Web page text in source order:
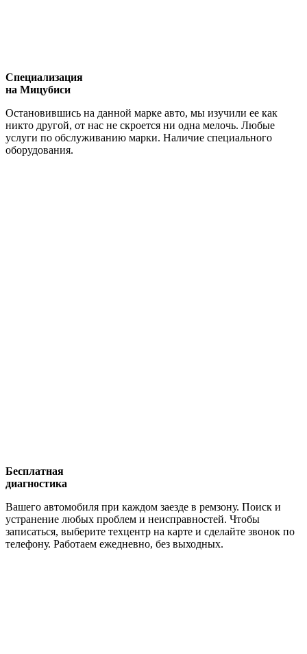
Специализация
на Мицубиси
Остановившись на данной марке авто, мы изучили ее как
никто другой, от нас не скроется ни одна мелочь. Любые
услуги по обслуживанию марки. Наличие специального
оборудования.
Бесплатная
диагностика
Вашего автомобиля при каждом заезде в ремзону. Поиск и
устранение любых проблем и неисправностей. Чтобы
записаться, выберите техцентр на карте и сделайте звонок по
телефону. Работаем ежедневно, без выходных.